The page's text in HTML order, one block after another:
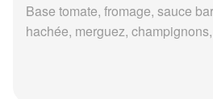
Base tomate, fromage, sauce
hachée, merguez,